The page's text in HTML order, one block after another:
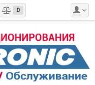
0